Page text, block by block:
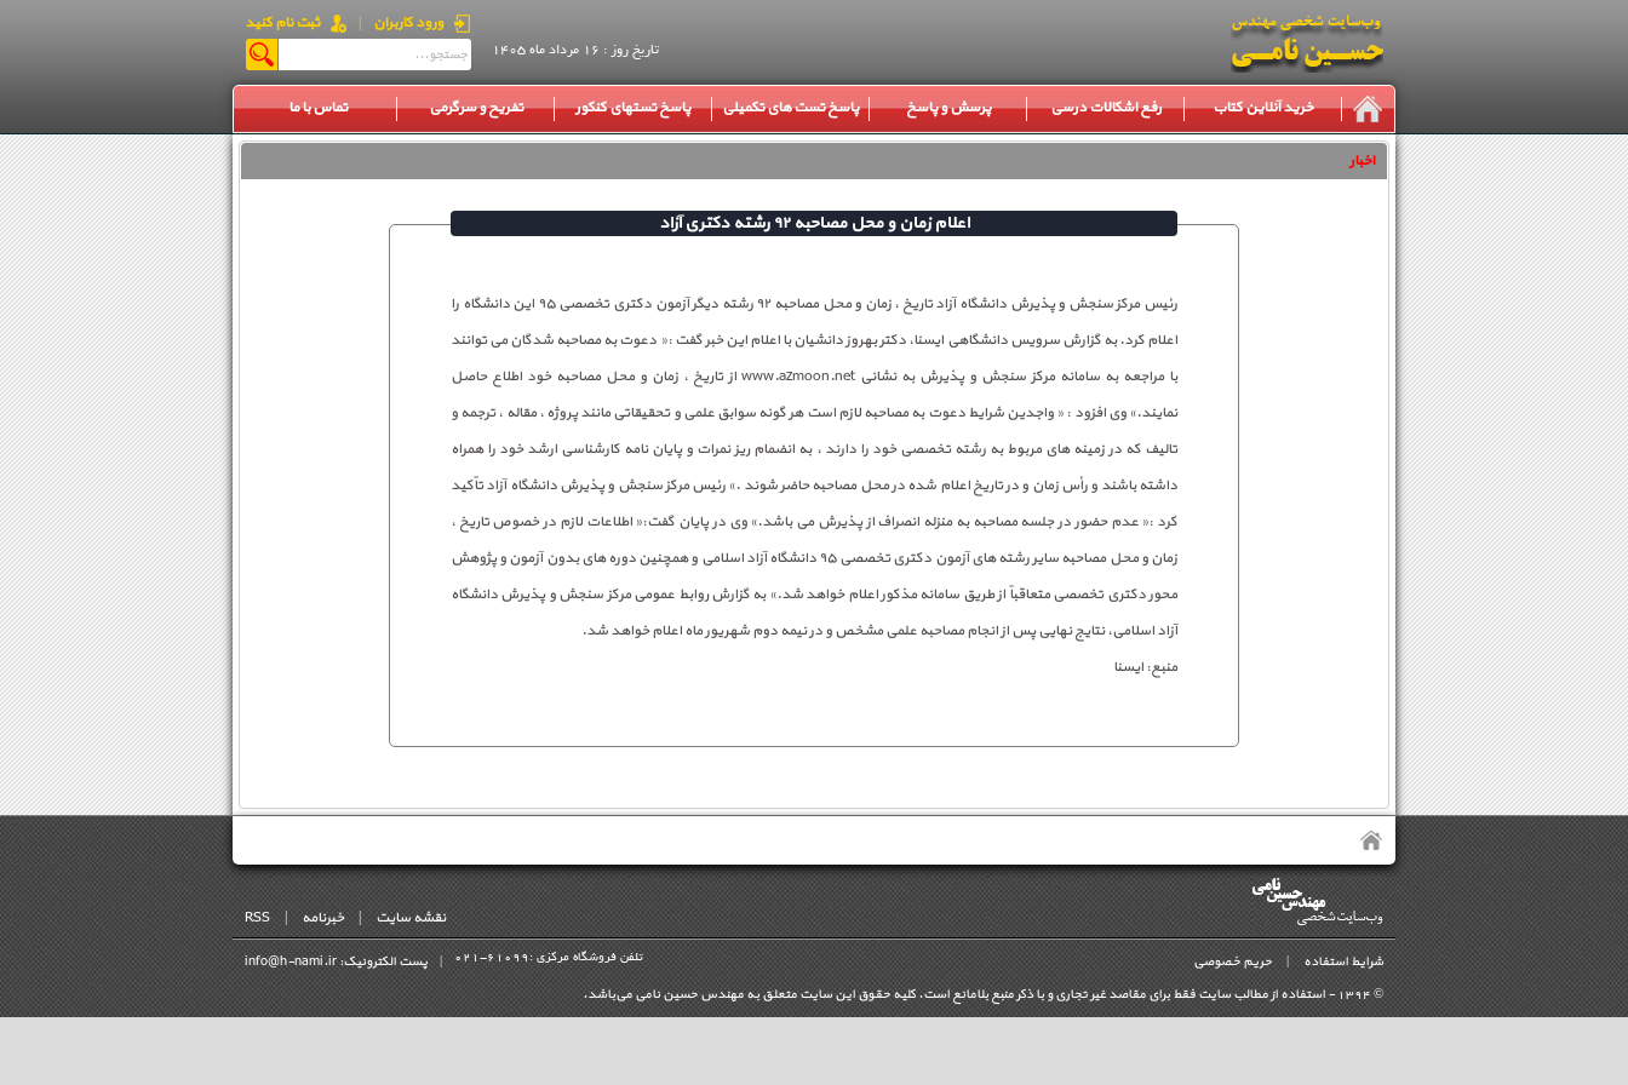
ورود کاربران | ثبت نام کنید
تاریخ روز : 16 مرداد ماه 1405
خرید آنلاین کتاب رفع اشکالات درسی پرسش و پاسخ پاسخ تست های تکمیلی پاسخ تستهای کنکور تفریح و سرگرمی تماس با ما
اخبار
اعلام زمان و محل مصاحبه ۹۲ رشته دکتری آزاد
رئیس مرکز سنجش و پذیرش دانشگاه آزاد تاریخ ، زمان و محل مصاحبه ۹۲ رشته دیگر آزمون دکتری تخصصی ۹۵ این دانشگاه را
اعلام کرد. به گزارش سرویس دانشگاهی ایسنا، دکتر بهروز دانشیان با اعلام این خبر گفت :« دعوت به مصاحبه شدگان می توانند
با مراجعه به سامانه مرکز سنجش و پذیرش به نشانی www.azmoon.net از تاریخ ، زمان و محل مصاحبه خود اطلاع حاصل
نمایند.» وی افزود : « واجدین شرایط دعوت به مصاحبه لازم است هر گونه سوابق علمی و تحقیقاتی مانند پروژه ، مقاله ، ترجمه و
تالیف که در زمینه های مربوط به رشته تخصصی خود را دارند ، به انضمام ریز نمرات و پایان نامه کارشناسی ارشد خود را همراه
داشته باشند و رأس زمان و در تاریخ اعلام شده در محل مصاحبه حاضر شوند .» رئیس مرکز سنجش و پذیرش دانشگاه آزاد تاًکید
کرد :« عدم حضور در جلسه مصاحبه به منزله انصراف از پذیرش می باشد.» وی در پایان گفت:« اطلاعات لازم در خصوص تاریخ ،
زمان و محل مصاحبه سایر رشته های آزمون دکتری تخصصی ۹۵ دانشگاه آزاد اسلامی و همچنین دوره های بدون آزمون و پژوهش
محور دکتری تخصصی متعاقباً از طریق سامانه مذکور اعلام خواهد شد.» به گزارش روابط عمومی مرکز سنجش و پذیرش دانشگاه
آزاد اسلامی، نتایج نهایی پس از انجام مصاحبه علمی مشخص و در نیمه دوم شهریور ماه اعلام خواهد شد.
منبع: ایسنا
نقشه سایت | خبرنامه |
RSS
شرایط استفاده | حریم خصوصی پست الکترونیک: info@h-nami.ir | 021-61099 تلفن فروشگاه مرکزی :
©
1394- استفاده از مطالب سايت فقط برای مقاصد غیر تجاری و با ذکر منبع بلامانع است. کليه حقوق اين سايت متعلق به مهندس حسین نامی می‌باشد.